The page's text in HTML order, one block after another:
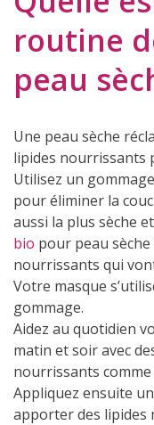
routine
peau
Une peau sèche
lipides nourrissants
Utilisez un
pour éliminer la
aussi la plus sèche
bio pour peau
nourrissants qui
Votre masque
gommage.
Aidez au quotidien
matin et soir avec
nourrissants
Appliquez ensuite
apporter des lipides